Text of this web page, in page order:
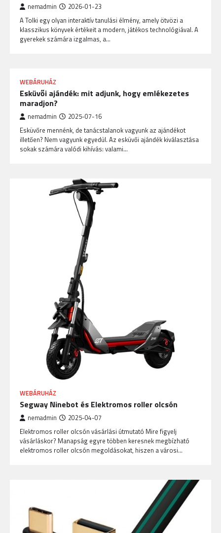
nemadmin 2026-01-23
A Tolki egy olyan interaktív tanulási élmény, amely ötvözi a
klasszikus könyvek értékeit a modern, játékos technológiával. A
gyerekek számára izgalmas, a…
WEBÁRUHÁZ
Esküvői ajándék: mit adjunk, hogy emlékezetes
maradjon?
nemadmin 2025-07-16
Esküvőre mennénk, de tanácstalanok vagyunk az ajándékot
illetően? Nem vagyunk egyedül. Az esküvői ajándék kiválasztása
sokak számára valódi kihívás: valami…
WEBÁRUHÁZ
Segway Ninebot és Elektromos roller olcsón
nemadmin 2025-04-07
Elektromos roller olcsón vásárlási útmutató Mire figyelj
vásárláskor? Manapság egyre többen keresnek megbízható
elektromos roller olcsón megoldásokat, hiszen a városi…